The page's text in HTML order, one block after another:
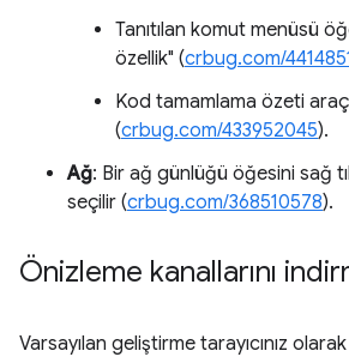
Tanıtılan komut menüsü
özellik" (crbug.com/
Kod tamamlama özeti
(crbug.com/433952045).
Ağ: Bir ağ günlüğü öğesini sağ
seçilir (crbug.com/368510578).
Önizleme kanallarını
Varsayılan geliştirme tarayıcınız